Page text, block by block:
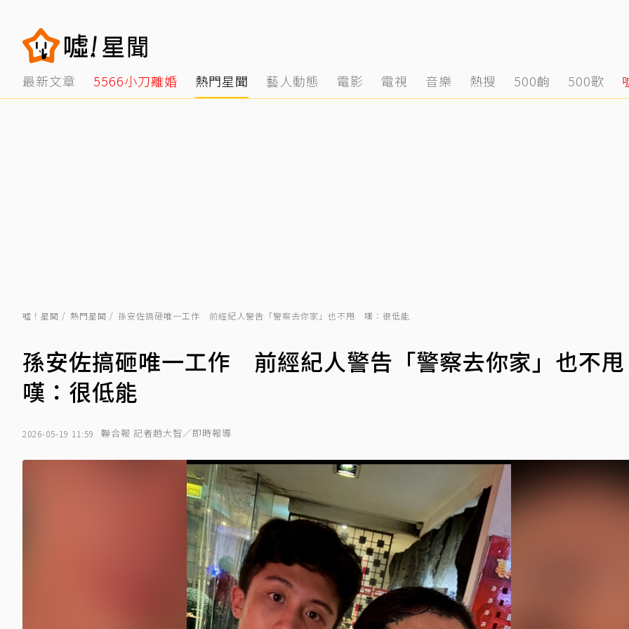
最新文章 5566小刀離婚 熱門星聞 藝人動態 電影 電視 音樂 熱搜 500齣 500歌
噓！星聞 熱門星聞 孫安佐搞砸唯一工作 前經紀人警告「警察去你家」也不甩 嘆：很低能
孫安佐搞砸唯一工作 前經紀人警告「警察去你家」也
嘆：很低能
2026-05-19 11:59 聯合報 記者趙大智／即時報導